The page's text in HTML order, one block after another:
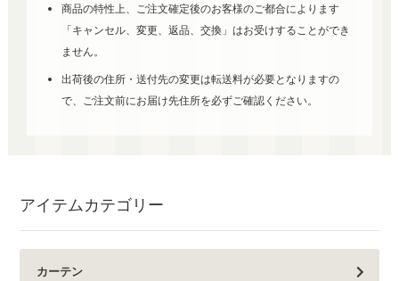
商品の特性上、ご注文確定後のお客様のご都合によります
「キャンセル、変更、返品、交換」はお受けすることができ
ません。
出荷後の住所・送付先の変更は転送料が必要となりますの
で、ご注文前にお届け先住所を必ずご確認ください。
アイテムカテゴリー
カーテン